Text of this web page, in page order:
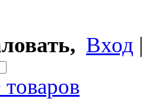
Вход
товаров